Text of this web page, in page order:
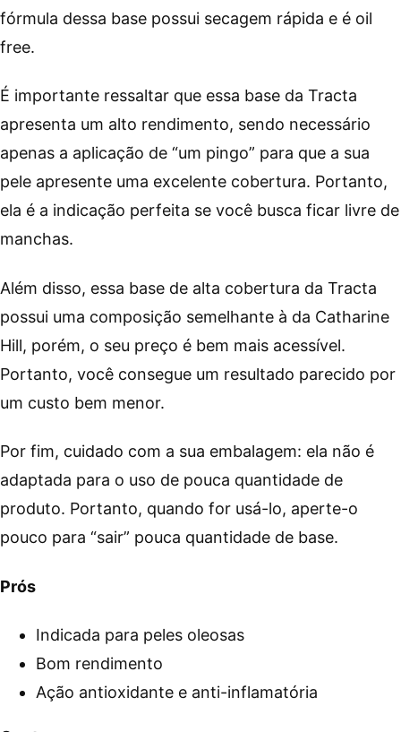
fórmula dessa base possui secagem rápida e é oil
free.
É importante ressaltar que essa base da Tracta
apresenta um alto rendimento, sendo necessário
apenas a aplicação de “um pingo” para que a sua
pele apresente uma excelente cobertura. Portanto,
ela é a indicação perfeita se você busca ficar livre de
manchas.
Além disso, essa base de alta cobertura da Tracta
possui uma composição semelhante à da Catharine
Hill, porém, o seu preço é bem mais acessível.
Portanto, você consegue um resultado parecido por
um custo bem menor.
Por fim, cuidado com a sua embalagem: ela não é
adaptada para o uso de pouca quantidade de
produto. Portanto, quando for usá-lo, aperte-o
pouco para “sair” pouca quantidade de base.
Prós
Indicada para peles oleosas
Bom rendimento
Ação antioxidante e anti-inflamatória